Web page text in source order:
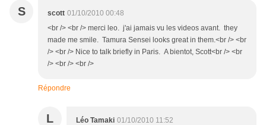
S scott 01/10/2010 00:48
<br /> <br /> merci leo. j'ai jamais vu les videos avant. they
made me smile. Tamura Sensei looks great in them.<br /> <br
/> <br /> Nice to talk briefly in Paris. A bientot, Scott<br /> <br
/> <br /> <br />
Répondre
L Léo Tamaki 01/10/2010 11:52